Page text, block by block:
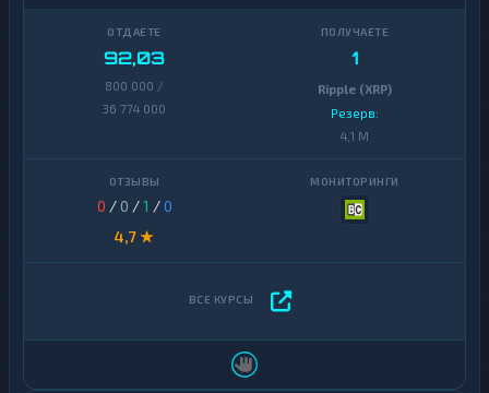
92,03
800 000 /
36 774 000
1
Ripple (XRP)
Резерв:
4,1 M
0 / 0 /1 /0
4,7 ★